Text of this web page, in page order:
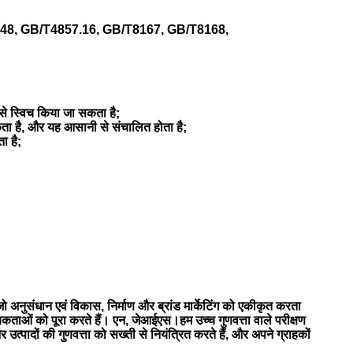
GB/T4857.16, GB/T8167, GB/T8168,
स्विच किया जा सकता है;
है, और यह आसानी से संचालित होता है;
है;
एवं विकास, निर्माण और ब्रांड मार्केटिंग को एकीकृत करता
को पूरा करते हैं। एन, जेआईएस।हम उच्च गुणवत्ता वाले परीक्षण
की गुणवत्ता को सख्ती से नियंत्रित करते हैं, और अपने ग्राहकों